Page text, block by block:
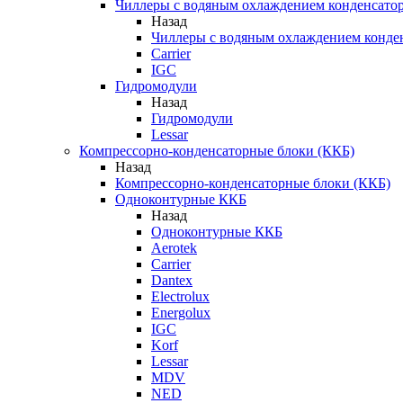
Чиллеры с водяным охлаждением
Назад
Чиллеры с водяным охлаждением
Carrier
IGC
Гидромодули
Назад
Гидромодули
Lessar
Компрессорно-конденсаторные блоки (ККБ)
Назад
Компрессорно-конденсаторные блоки (ККБ)
Одноконтурные ККБ
Назад
Одноконтурные ККБ
Aerotek
Carrier
Dantex
Electrolux
Energolux
IGC
Korf
Lessar
MDV
NED